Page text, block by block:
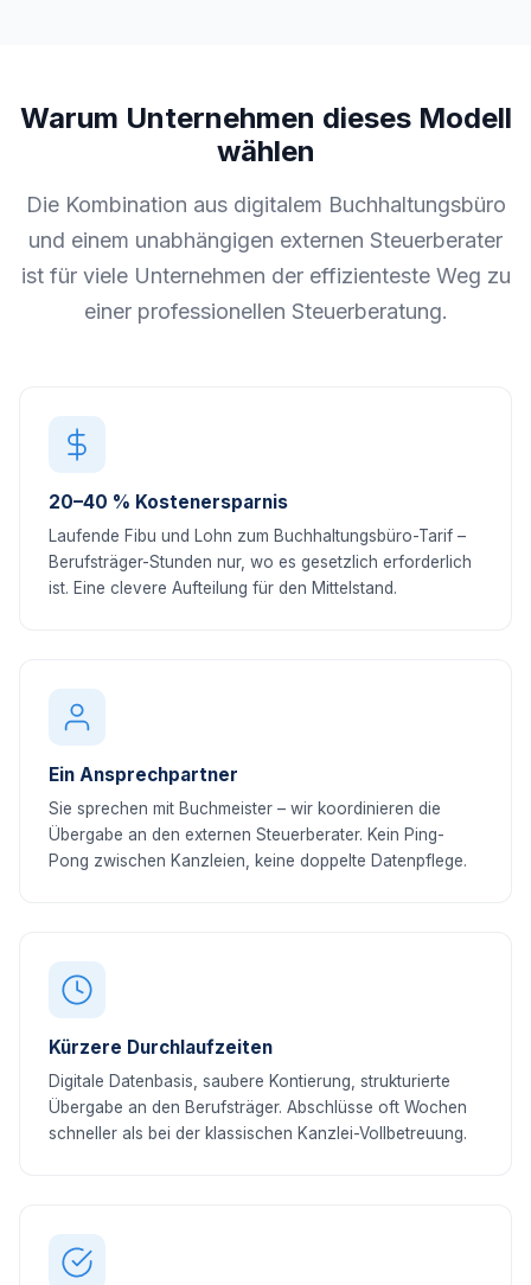
Warum Unternehmen dieses Modell
wählen
Die Kombination aus digitalem Buchhaltungsbüro
und einem unabhängigen externen Steuerberater
ist für viele Unternehmen der effizienteste Weg zu
einer professionellen Steuerberatung.
20–40 % Kostenersparnis
Laufende Fibu und Lohn zum Buchhaltungsbüro-Tarif –
Berufsträger-Stunden nur, wo es gesetzlich erforderlich
ist. Eine clevere Aufteilung für den Mittelstand.
Ein Ansprechpartner
Sie sprechen mit Buchmeister – wir koordinieren die
Übergabe an den externen Steuerberater. Kein Ping-
Pong zwischen Kanzleien, keine doppelte Datenpflege.
Kürzere Durchlaufzeiten
Digitale Datenbasis, saubere Kontierung, strukturierte
Übergabe an den Berufsträger. Abschlüsse oft Wochen
schneller als bei der klassischen Kanzlei-Vollbetreuung.